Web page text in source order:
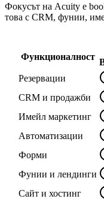
Фокусът на Acuity е
това с CRM, фунии,
Функционалност
Резервации
CRM и продажби
Имейл маркетинг
Автоматизации
Форми
Фунии и лендинги
Сайт и хостинг